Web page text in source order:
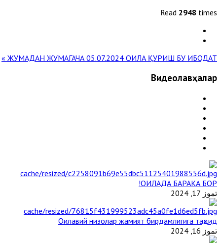
Read 2948 times
« ЖУМАДАН ЖУМАГАЧА 05.07.2024 ОИЛА ҚУРИШ БУ ИБОДАТ! »
Видеолавҳалар
ОИЛАДА БАРАКА БОР!
تموز 17, 2024
Оилавий низолар жамият бирдамлигига таҳдид
تموز 16, 2024